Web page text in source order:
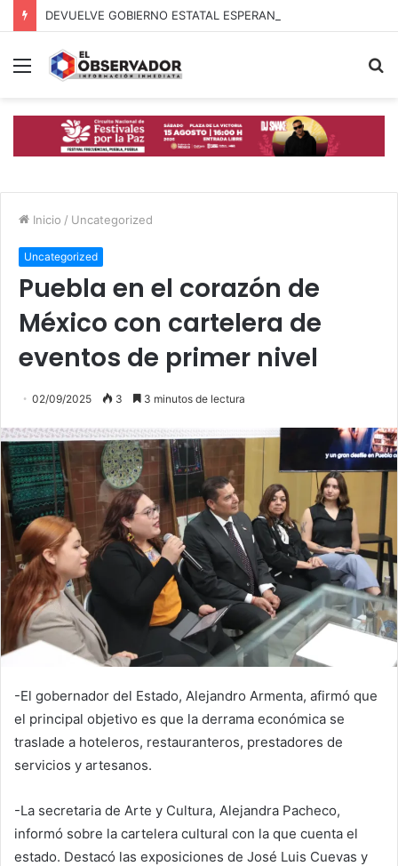
Menú
Inicio / Uncategorized
Uncategorized
Puebla en el corazón de
México con cartelera de
eventos de primer nivel
02/09/2025 3 3 minutos de lectura
-El gobernador del Estado, Alejandro Armenta, afirmó que
el principal objetivo es que la derrama económica se
traslade a hoteleros, restauranteros, prestadores de
servicios y artesanos.
-La secretaria de Arte y Cultura, Alejandra Pacheco,
informó sobre la cartelera cultural con la que cuenta el
estado. Destacó las exposiciones de José Luis Cuevas y